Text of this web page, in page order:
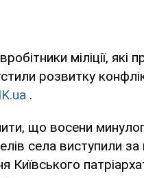
міліції, які
розвитку
.
що восени
села виступили за
Київського